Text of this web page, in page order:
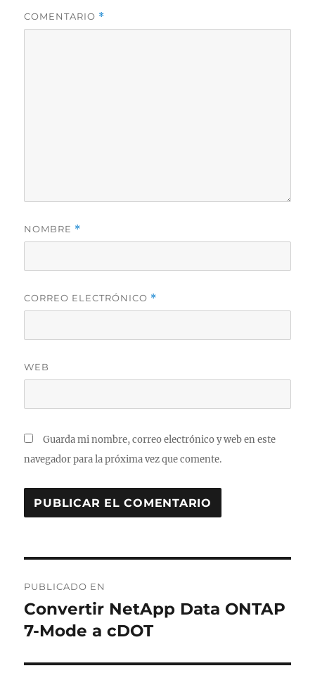
COMENTARIO *
NOMBRE *
CORREO ELECTRÓNICO *
WEB
Guarda mi nombre, correo electrónico y web en este
navegador para la próxima vez que comente.
de
entradas
PUBLICADO EN
Convertir NetApp Data ONTAP
7-Mode a cDOT